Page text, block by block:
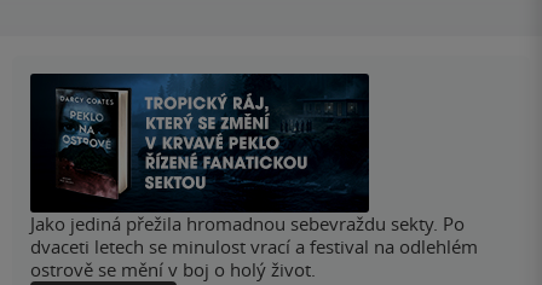
Jako jediná přežila hromadnou sebevraždu sekty. Po
dvaceti letech se minulost vrací a festival na odlehlém
ostrově se mění v boj o holý život.